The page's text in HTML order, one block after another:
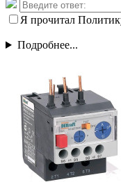
Я прочитал
Подробнее...